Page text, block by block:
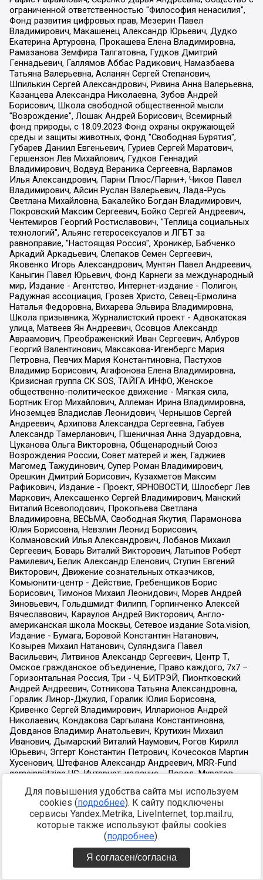
Для повышения удобства сайта мы используем
cookies (подробнее). К сайту подключены
сервисы Yandex.Metrika, LiveInternet, top.mail.ru,
которые также используют файлы cookies
(подробнее).
Я согласен/согласна